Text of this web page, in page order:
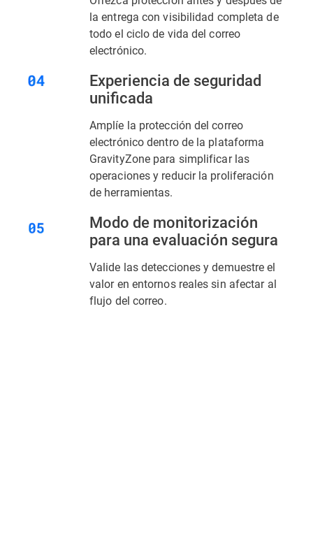
la entrega con visibilidad completa de
todo el ciclo de vida del correo
electrónico.
Experiencia de seguridad
unificada
Amplíe la protección del correo
electrónico dentro de la plataforma
GravityZone para simplificar las
operaciones y reducir la proliferación
de herramientas.
Modo de monitorización
para una evaluación segura
Valide las detecciones y demuestre el
valor en entornos reales sin afectar al
flujo del correo.